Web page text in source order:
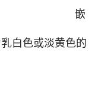
嵌
白色或淡黄色的